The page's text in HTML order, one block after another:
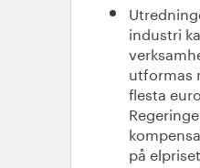
industri
utformas
flesta
på